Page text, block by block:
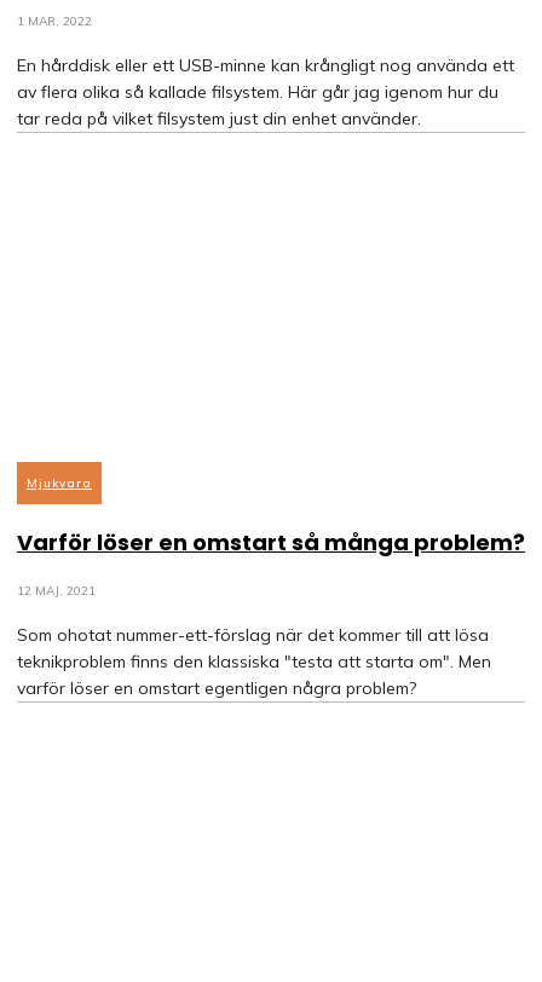
1 MAR, 2022
En hårddisk eller ett USB-minne kan krångligt nog använda ett
av flera olika så kallade filsystem. Här går jag igenom hur du
tar reda på vilket filsystem just din enhet använder.
Mjukvara
Varför löser en omstart så många problem?
12 MAJ, 2021
Som ohotat nummer-ett-förslag när det kommer till att lösa
teknikproblem finns den klassiska "testa att starta om". Men
varför löser en omstart egentligen några problem?